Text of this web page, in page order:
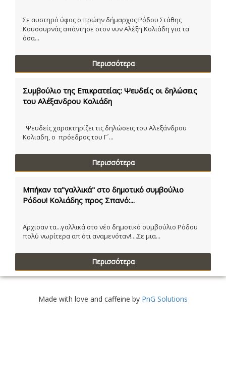
Σε αυστηρό ύφος ο πρώην δήμαρχος Ρόδου Στάθης
Κουσουρνάς απάντησε στον νυν Αλέξη Κολιάδη για τα
όσα...
Περισσότερα
Συμβούλιο της Επικρατείας: Ψευδείς οι δηλώσεις
του Αλέξανδρου Κολιάδη
Ψευδείς χαρακτηρίζει τις δηλώσεις του Αλεξάνδρου
Κολιαδη, ο πρόεδρος του Γ´...
Περισσότερα
Μπήκαν τα"γαλλικά" στο δημοτικό συμβούλιο
Ρόδου! Κολιάδης προς Σπανό:...
Αρχισαν τα...γαλλικά στο νέο δημοτικό συμβούλιο Ρόδου
πολύ νωρίτερα απ ότι αναμενόταν!....Σε μια...
Περισσότερα
Made with love and caffeine by PnG Solutions